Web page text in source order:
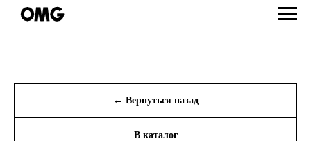
← Вернуться назад
В каталог